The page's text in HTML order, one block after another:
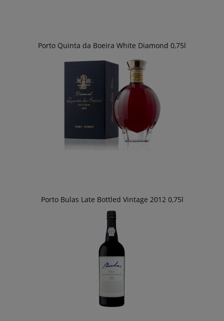
Porto Quinta da Boeira White Diamond 0,75l
Porto Bulas Late Bottled Vintage 2012 0,75l